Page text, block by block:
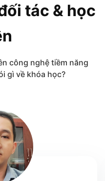
tác & học
công nghệ tiềm năng
gì về khóa học?